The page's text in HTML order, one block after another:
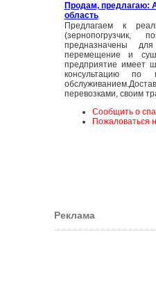
Продам, предлагаю:
область
Предлагаем к
(зернопогрузчик,
предназначены
перемещение и
предприятие имеет
консультацию по
перевозками, своим
Сообщить о
Пожаловаться
Реклама